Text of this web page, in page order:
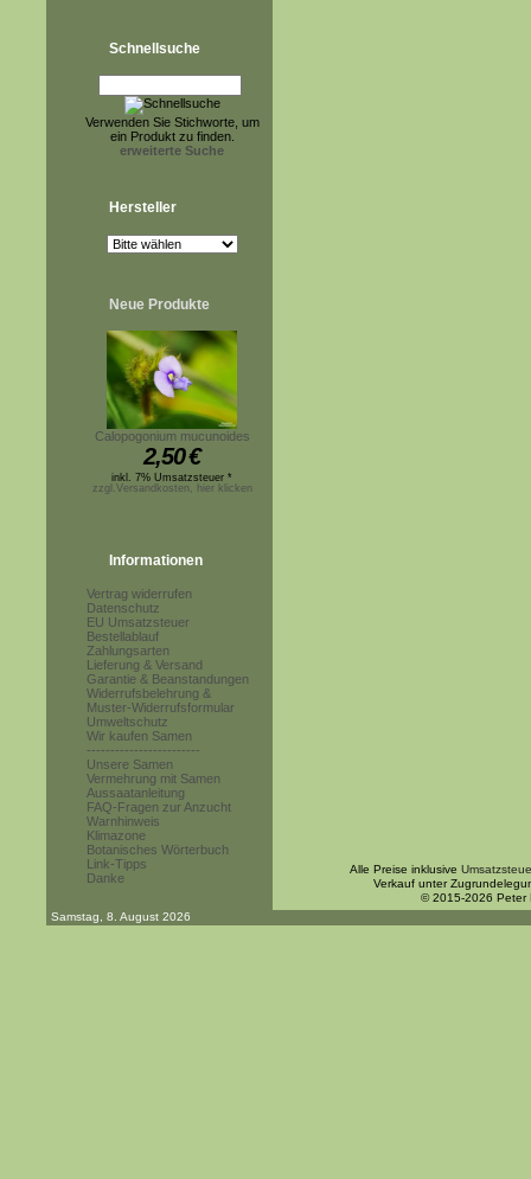
Schnellsuche
Verwenden Sie Stichworte, um
ein Produkt zu finden.
erweiterte Suche
Hersteller
Neue Produkte
Calopogonium mucunoides
2,50€
inkl. 7% Umsatzsteuer *
zzgl.Versandkosten, hier klicken
Informationen
Vertrag widerrufen
Datenschutz
EU Umsatzsteuer
Bestellablauf
Zahlungsarten
Lieferung & Versand
Garantie & Beanstandungen
Widerrufsbelehrung &
Muster-Widerrufsformular
Umweltschutz
Wir kaufen Samen
------------------------
Unsere Samen
Vermehrung mit Samen
Aussaatanleitung
FAQ-Fragen zur Anzucht
Warnhinweis
Klimazone
Botanisches Wörterbuch
Link-Tipps
Danke
Alle Preise inklusive
Verkauf unter
© 2015-2026 Peter
Samstag, 8. August 2026